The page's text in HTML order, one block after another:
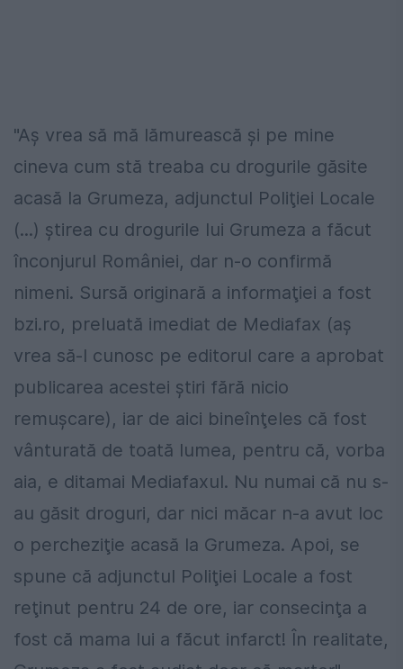
"Aş vrea să mă lămurească şi pe mine
cineva cum stă treaba cu drogurile găsite
acasă la Grumeza, adjunctul Poliţiei Locale
(...) ştirea cu drogurile lui Grumeza a făcut
înconjurul României, dar n-o confirmă
nimeni. Sursă originară a informaţiei a fost
bzi.ro, preluată imediat de Mediafax (aş
vrea să-l cunosc pe editorul care a aprobat
publicarea acestei ştiri fără nicio
remuşcare), iar de aici bineînţeles că fost
vânturată de toată lumea, pentru că, vorba
aia, e ditamai Mediafaxul. Nu numai că nu s-
au găsit droguri, dar nici măcar n-a avut loc
o percheziţie acasă la Grumeza. Apoi, se
spune că adjunctul Poliţiei Locale a fost
reţinut pentru 24 de ore, iar consecinţa a
fost că mama lui a făcut infarct! În realitate,